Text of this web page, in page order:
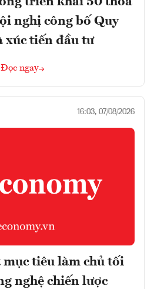
nghị công bố Quy
xúc tiến đầu tư
Đọc ngay
16:03, 07/08/2026
tiêu làm chủ tối
nghệ chiến lược